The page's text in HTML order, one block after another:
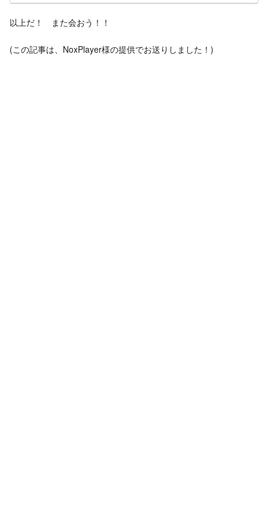
以上だ！ また会おう！！
(この記事は、NoxPlayer様の提供でお送りしました！)